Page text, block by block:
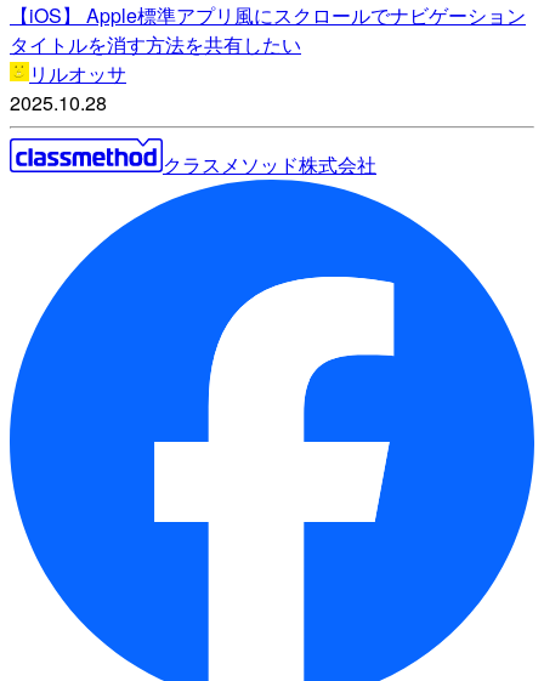
【iOS】 Apple標準アプリ風にスクロールでナビゲーション
タイトルを消す方法を共有したい
リルオッサ
2025.10.28
クラスメソッド株式会社